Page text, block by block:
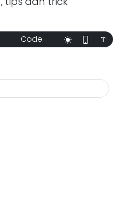
Code